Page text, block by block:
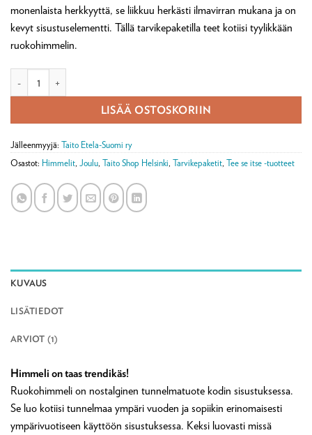
monenlaista herkkyyttä, se liikkuu herkästi ilmavirran mukana ja on
kevyt sisustuselementti. Tällä tarvikepaketilla teet kotiisi tyylikkään
ruokohimmelin.
LISÄÄ OSTOSKORIIN
Jälleenmyyjä: Taito Etela-Suomi ry
Osastot: Himmelit, Joulu, Taito Shop Helsinki, Tarvikepaketit, Tee se itse -tuotteet
KUVAUS
LISÄTIEDOT
ARVIOT (1)
Himmeli on taas trendikäs!
Ruokohimmeli on nostalginen tunnelmatuote kodin sisustuksessa.
Se luo kotiisi tunnelmaa ympäri vuoden ja sopiikin erinomaisesti
ympärivuotiseen käyttöön sisustuksessa. Keksi luovasti missä